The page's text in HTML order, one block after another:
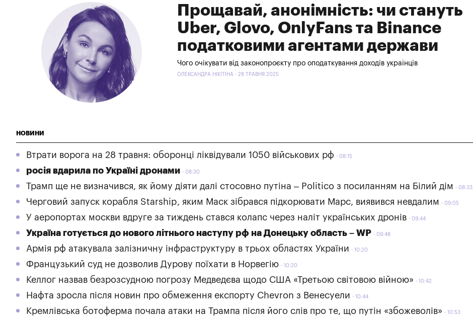
Прощавай, анонімність: чи стануть
Uber, Glovo, OnlyFans та Binance
податковими агентами держави
Чого очікувати від законопроєкту про оподаткування доходів українців
ОЛЕКСАНДРА НІКІТІНА - 28 ТРАВНЯ 2025
НОВИНИ
Втрати ворога на 28 травня: оборонці ліквідували 1050 військових рф 08:15
росія вдарила по Україні дронами 08:30
Трамп ще не визначився, як йому діяти далі стосовно путіна – Politico з посиланням на Білий дім 08:33
Черговий запуск корабля Starship, яким Маск зібрався підкорювати Марс, виявився невдалим 09:05
У аеропортах москви вдруге за тиждень стався колапс через наліт українських дронів 09:44
Україна готується до нового літнього наступу рф на Донецьку область – WP 09:48
Армія рф атакувала залізничну інфраструктуру в трьох областях України 10:20
Французький суд не дозволив Дурову поїхати в Норвегію 10:20
Келлог назвав безрозсудною погрозу Медведєва щодо США «Третьою світовою війною» 10:42
Нафта зросла після новин про обмеження експорту Chevron з Венесуели 10:44
Кремлівська ботоферма почала атаки на Трампа після його слів про те, що путін «збожеволів» 10:53